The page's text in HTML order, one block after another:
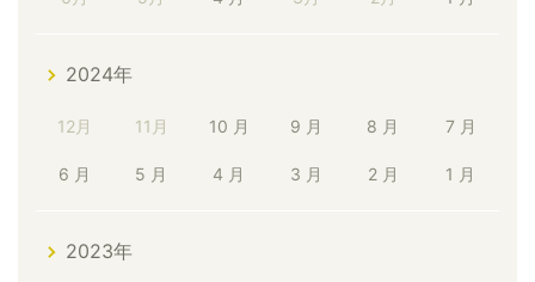
2024年
12月 11月 10 月 9 月 8 月 7 月
6 月 5 月 4 月 3 月 2 月 1 月
2023年